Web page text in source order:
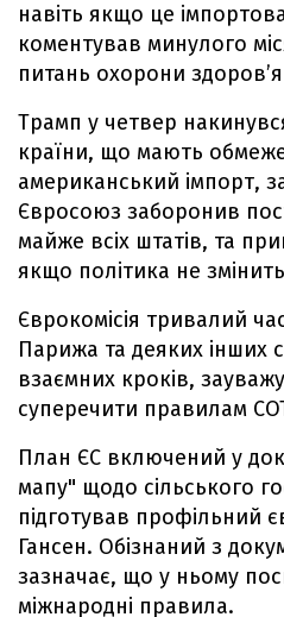
навіть якщо це
коментував минулого
питань охорони
Трамп у четвер
країни, що мають
американський імпорт,
Євросоюз заборонив
майже всіх штатів, та
якщо політика не
Єврокомісія тривалий
Парижа та деяких інших
взаємних кроків,
суперечити правилам
План ЄС включений у
мапу" щодо сільського
підготував профільний
Гансен. Обізнаний з
зазначає, що у ньому
міжнародні правила.